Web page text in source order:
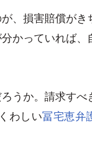
、損害賠償がき
かっていれば、
うか。請求すべ
わしい冨宅恵弁